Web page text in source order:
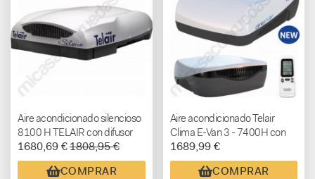
Aire acondicionado silencioso
8100 H TELAIR con difusor
1680,69 €1808,95 €
COMPRAR
Aire acondicionado Telair
Clima E-Van 3 - 7400H con
bomba de calor para
campers y autocaravanas
1689,99 €
COMPRAR